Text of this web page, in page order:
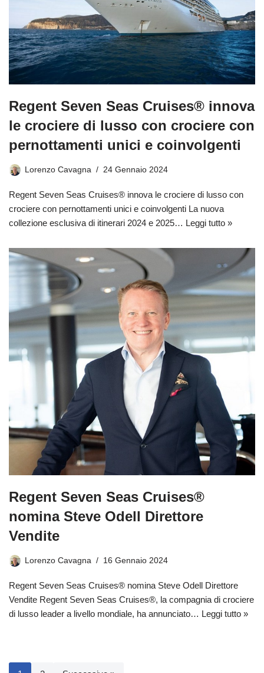
Regent Seven Seas Cruises® innova
le crociere di lusso con crociere con
pernottamenti unici e coinvolgenti
Lorenzo Cavagna 24 Gennaio 2024
Regent Seven Seas Cruises® innova le crociere di lusso con
crociere con pernottamenti unici e coinvolgenti La nuova
collezione esclusiva di itinerari 2024 e 2025… Leggi tutto »
Regent Seven Seas Cruises®
nomina Steve Odell Direttore
Vendite
Lorenzo Cavagna 16 Gennaio 2024
Regent Seven Seas Cruises® nomina Steve Odell Direttore
Vendite Regent Seven Seas Cruises®, la compagnia di crociere
di lusso leader a livello mondiale, ha annunciato… Leggi tutto »